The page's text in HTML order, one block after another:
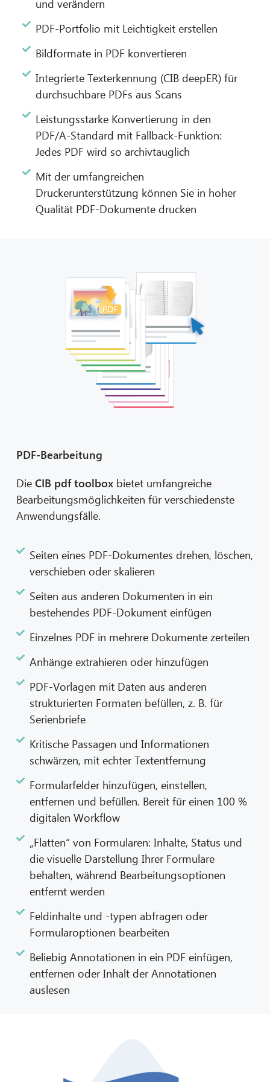
und verändern
PDF-Portfolio mit Leichtigkeit erstellen
Bildformate in PDF konvertieren
Integrierte Texterkennung (CIB deepER) für
durchsuchbare PDFs aus Scans
Leistungsstarke Konvertierung in den
PDF/A-Standard mit Fallback-Funktion:
Jedes PDF wird so archivtauglich
Mit der umfangreichen
Druckerunterstützung können Sie in hoher
Qualität PDF-Dokumente drucken
PDF-Bearbeitung
Die CIB pdf toolboxbietet umfangreiche
Bearbeitungsmöglichkeiten für verschiedenste
Anwendungsfälle.
Seiten eines PDF-Dokumentes drehen, löschen,
verschieben oder skalieren
Seiten aus anderen Dokumenten in ein
bestehendes PDF-Dokument einfügen
Einzelnes PDF in mehrere Dokumente zerteilen
Anhänge extrahieren oder hinzufügen
PDF-Vorlagen mit Daten aus anderen
strukturierten Formaten befüllen, z. B. für
Serienbriefe
Kritische Passagen und Informationen
schwärzen, mit echter Textentfernung
Formularfelder hinzufügen, einstellen,
entfernen und befüllen. Bereit für einen 100 %
digitalen Workflow
„Flatten“ von Formularen: Inhalte, Status und
die visuelle Darstellung Ihrer Formulare
behalten, während Bearbeitungsoptionen
entfernt werden
Feldinhalte und -typen abfragen oder
Formularoptionen bearbeiten
Beliebig Annotationen in ein PDF einfügen,
entfernen oder Inhalt der Annotationen
auslesen